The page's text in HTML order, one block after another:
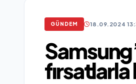
GÜNDEM 18.09.2024
fırsatlarla